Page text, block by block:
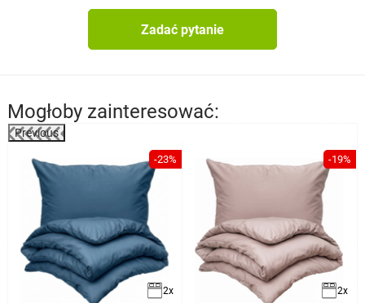
Zadać pytanie
Mogłoby zainteresować:
Previous
-23%
2x
-19%
2x